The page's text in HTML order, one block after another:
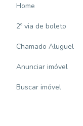
Home
2º via de boleto
Chamado Aluguel
Anunciar imóvel
Buscar imóvel